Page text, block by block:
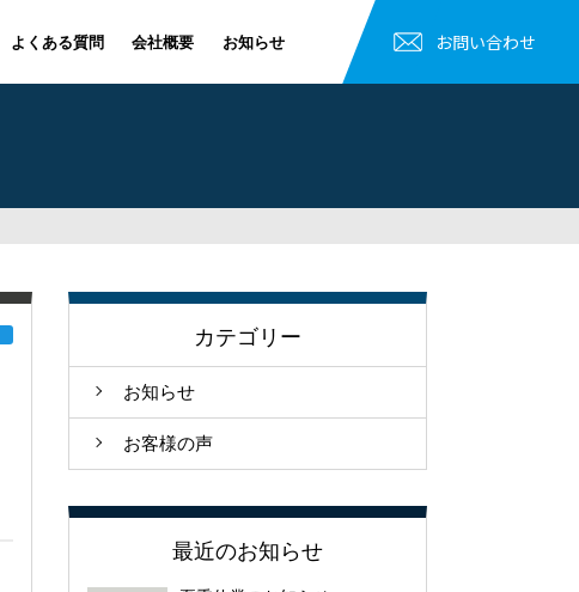
よくある質問 会社概要 お知らせ お問い合わせ
カテゴリー
お知らせ
お客様の声
最近のお知らせ